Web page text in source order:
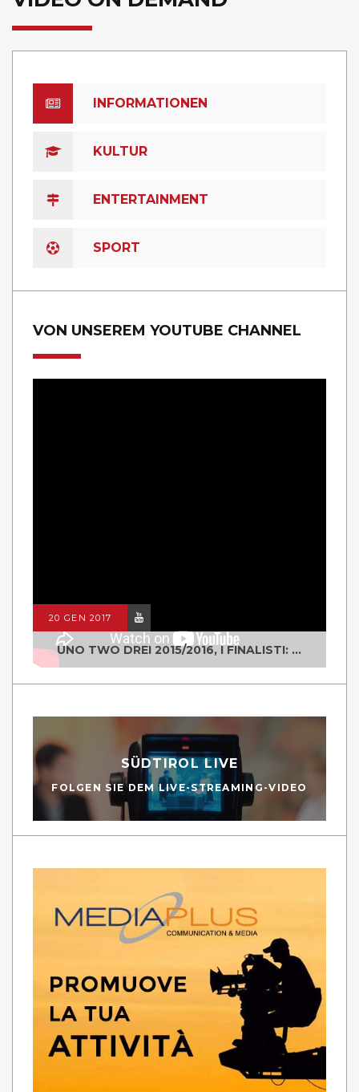
INFORMATIONEN
KULTUR
ENTERTAINMENT
SPORT
VON UNSEREM YOUTUBE CHANNEL
20 GEN 2017
UNO TWO DREI 2015/2016, I FINALISTI: CLASSE IV ALS ISTITUTO "DEGASPERI" BORGO VALSUGANA
SÜDTIROL LIVE
FOLGEN SIE DEM LIVE-STREAMING-VIDEO